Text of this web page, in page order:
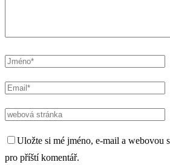
Uložte si mé jméno, e-mail a webovou
pro příští komentář.